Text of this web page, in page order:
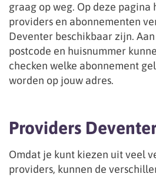
graag op weg. Op deze pagina
providers en abonnementen
Deventer beschikbaar zijn.
postcode en huisnummer
checken welke abonnement
worden op jouw adres.
Providers
Omdat je kunt kiezen uit veel
providers, kunnen de